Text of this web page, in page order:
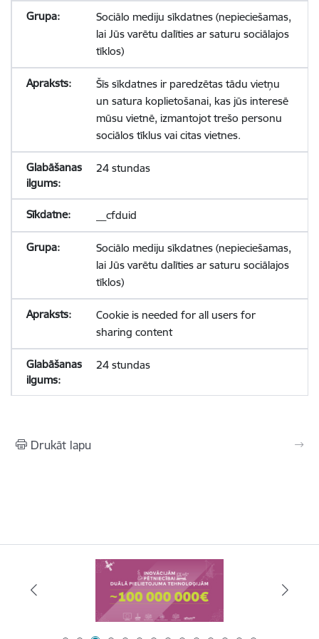
Sociālo mediju sīkdatnes (nepieciešamas,
lai Jūs varētu dalīties ar saturu sociālajos
tīklos)
Šīs sīkdatnes ir paredzētas tādu vietņu
un satura koplietošanai, kas jūs interesē
mūsu vietnē, izmantojot trešo personu
sociālos tīklus vai citas vietnes.
24 stundas
__cfduid
Sociālo mediju sīkdatnes (nepieciešamas,
lai Jūs varētu dalīties ar saturu sociālajos
tīklos)
Cookie is needed for all users for
sharing content
24 stundas
Drukāt lapu